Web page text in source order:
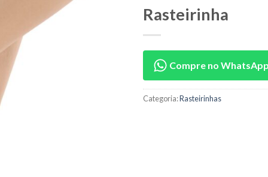
Rasteirinha
Compre no
Categoria:Rasteirinhas